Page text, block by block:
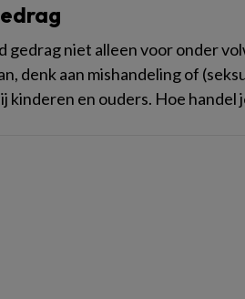
niet alleen voor onder
denk aan mishandeling of
en ouders. Hoe handel